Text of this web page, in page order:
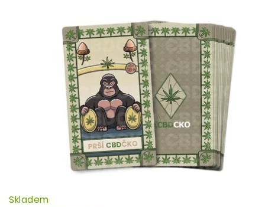
Skladem